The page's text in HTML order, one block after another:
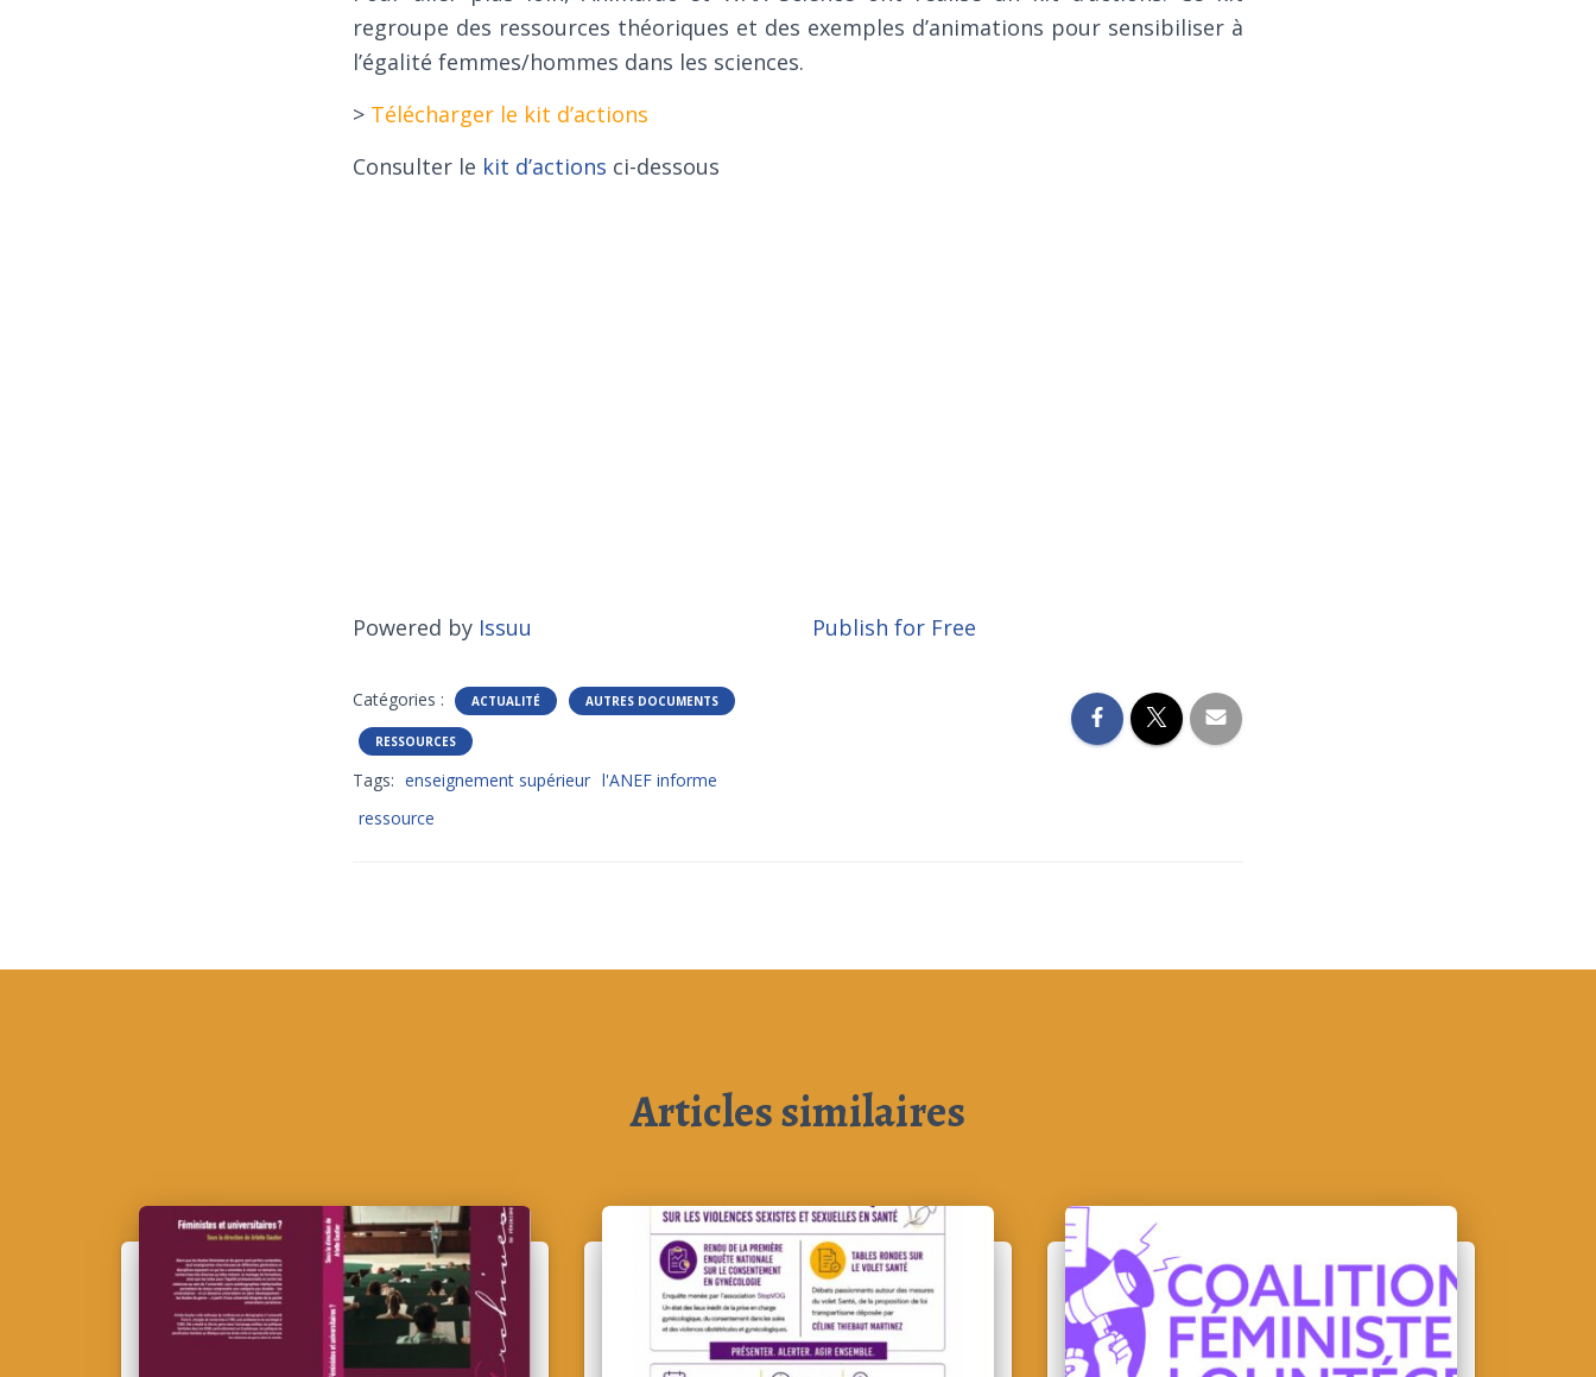
regroupe des ressources théoriques et des exemples d’animations pour sensibiliser à
l’égalité femmes/hommes dans les sciences.
> Télécharger le kit d’actions
Consulter le kit d’actions ci-dessous
Powered by Issuu Publish for Free
Catégories : ACTUALITÉ AUTRES DOCUMENTS
RESSOURCES
Tags: enseignement supérieur l'ANEF informe
ressource
Articles similaires